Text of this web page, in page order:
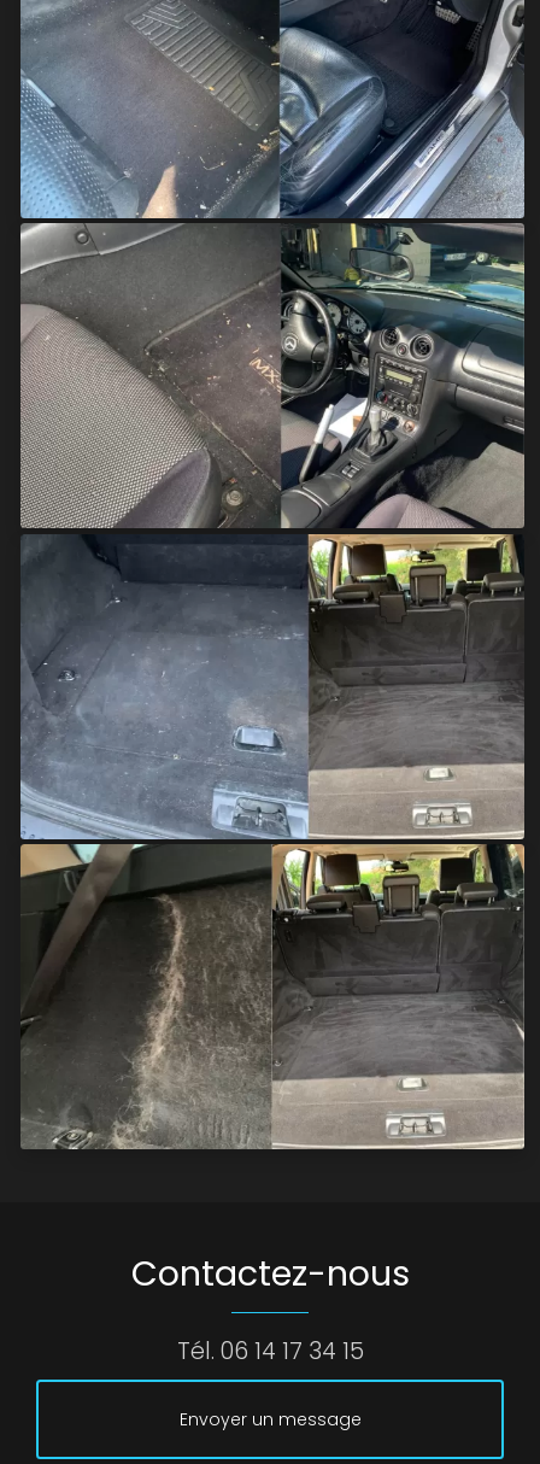
Contactez-nous
Tél. 06 14 17 34 15
Envoyer un message